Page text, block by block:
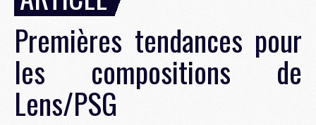
Premières tendances pour
les compositions de
Lens/PSG